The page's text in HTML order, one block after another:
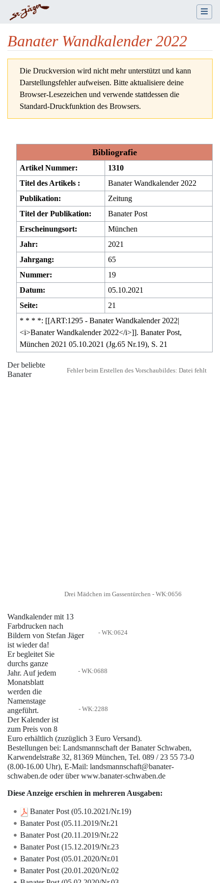
Banater Wandkalender 2022
Die Druckversion wird nicht mehr unterstützt und kann
Darstellungsfehler aufweisen. Bitte aktualisiere deine
Browser-Lesezeichen und verwende stattdessen die
Standard-Druckfunktion des Browsers.
Bibliografie
Artikel Nummer:
1310
Titel des Artikels :
Banater Wandkalender 2022
Publikation:
Zeitung
Titel der Publikation:
Banater Post
Erscheinungsort:
München
Jahr:
2021
Jahrgang:
65
Nummer:
19
Datum:
05.10.2021
Seite:
21
* * * *: [[ART:1295 - Banater Wandkalender 2022|
<i>Banater Wandkalender 2022</i>]]. Banater Post,
München 2021 05.10.2021 (Jg.65 Nr.19), S. 21
Fehler beim Erstellen des Vorschaubildes: Datei fehlt
Drei Mädchen im Gassentürchen - WK:0656
- WK:0624
- WK:0688
- WK:2288
Der beliebte
Banater
Wandkalender mit 13
Farbdrucken nach
Bildern von Stefan Jäger
ist wieder da!
Er begleitet Sie
durchs ganze
Jahr. Auf jedem
Monatsblatt
werden die
Namenstage
angeführt.
Der Kalender ist
zum Preis von 8
Euro erhältlich (zuzüglich 3 Euro Versand).
Bestellungen bei: Landsmannschaft der Banater Schwaben,
Karwendelstraße 32, 81369 München, Tel. 089 / 23 55 73-0
(8.00-16.00 Uhr), E-Mail: landsmannschaft@banater-
schwaben.de oder über www.banater-schwaben.de
Diese Anzeige erschien in mehreren Ausgaben:
Banater Post (05.10.2021/Nr.19)
Banater Post (05.11.2019/Nr.21
Banater Post (20.11.2019/Nr.22
Banater Post (15.12.2019/Nr.23
Banater Post (05.01.2020/Nr.01
Banater Post (20.01.2020/Nr.02